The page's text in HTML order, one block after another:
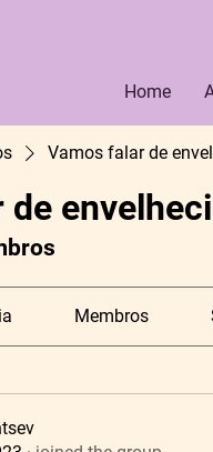
Home
Vamos falar de
Membros